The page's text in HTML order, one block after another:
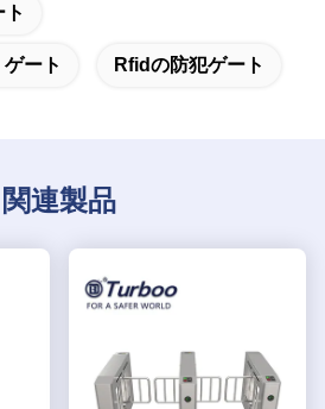
ート Rfidの防犯ゲート
関連製品